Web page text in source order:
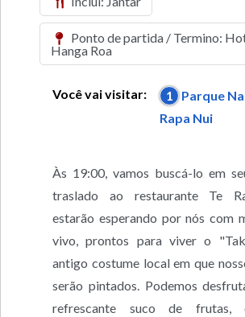
Ponto de partida / Termino:
Hanga Roa
Você vai visitar: 1
Parque
Rapa Nui
Às 19:00, vamos buscá-lo em
traslado ao restaurante Te
estarão esperando por nós com
vivo, prontos para viver o
antigo costume local em que
serão pintados. Podemos
refrescante suco de frutas,